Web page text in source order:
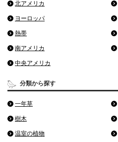
北アメリカ
ヨーロッパ
熱帯
南アメリカ
中央アメリカ
分類から探す
一年草
樹木
温室の植物